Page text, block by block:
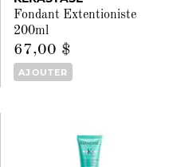
Fondant Extentioniste
200ml
67,00 $
AJOUTER